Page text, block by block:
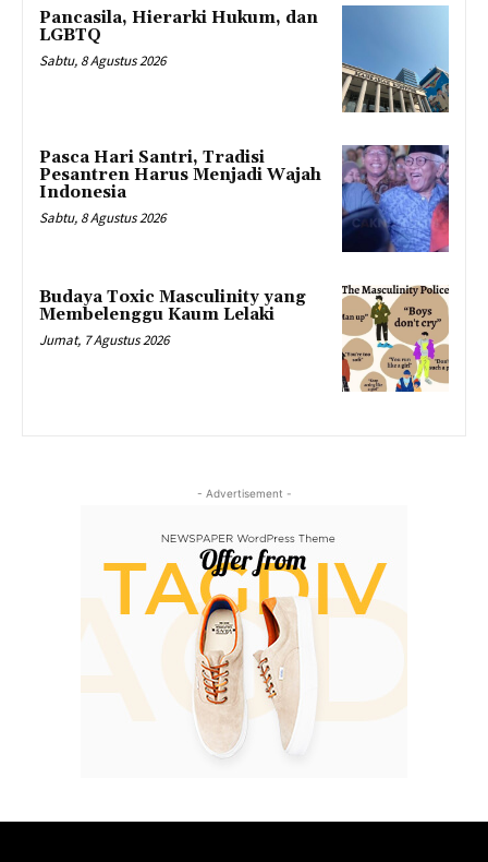
Pancasila, Hierarki Hukum, dan
LGBTQ
Sabtu, 8 Agustus 2026
Pasca Hari Santri, Tradisi
Pesantren Harus Menjadi Wajah
Indonesia
Sabtu, 8 Agustus 2026
Budaya Toxic Masculinity yang
Membelenggu Kaum Lelaki
Jumat, 7 Agustus 2026
- Advertisement -